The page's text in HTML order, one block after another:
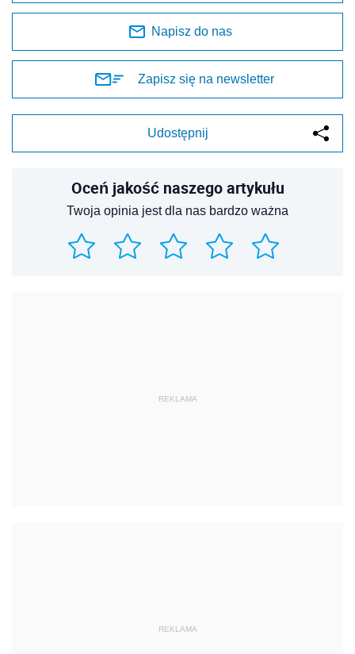
Napisz do nas
Zapisz się na newsletter
Udostępnij
Oceń jakość naszego artykułu
Twoja opinia jest dla nas bardzo ważna
REKLAMA
REKLAMA